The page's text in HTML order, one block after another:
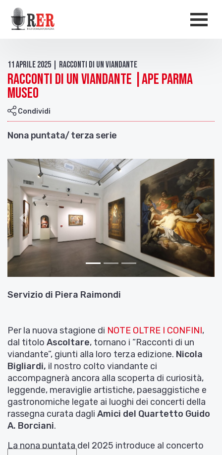
Salta al contenuto principale
11 Aprile 2025 | Racconti di un Viandante
Racconti di un viandante |APE Parma
Museo
Condividi
Nona puntata/ terza serie
Indietro
Servizio di Piera Raimondi
Per la nuova stagione di NOTE OLTRE I CONFINI,
dal titolo Ascoltare, tornano i “Racconti di un
viandante”, giunti alla loro terza edizione. Nicola
Bigliardi, il nostro colto viandante ci
accompagnerà ancora alla scoperta di curiosità,
leggende, meraviglie artistiche, paesaggistiche e
gastronomiche legate ai luoghi dei concerti della
rassegna curata dagli Amici del Quartetto Guido
A. Borciani.
La nona puntata del 2025 introduce al concerto